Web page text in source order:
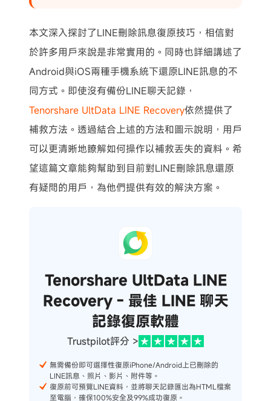
本文深入探討了LINE刪除訊息復原技巧，相信對
於許多用戶來說是非常實用的。同時也詳細講述了
Android與iOS兩種手機系統下還原LINE訊息的不
同方式。即使沒有備份LINE聊天記錄，
Tenorshare UltData LINE Recovery依然提供了
補救方法。透過結合上述的方法和圖示說明，用戶
可以更清晰地瞭解如何操作以補救丟失的資料。希
望這篇文章能夠幫助到目前對LINE刪除訊息還原
有疑問的用戶，為他們提供有效的解決方案。
Tenorshare UltData LINE
Recovery - 最佳 LINE 聊天
記錄復原軟體
Trustpilot評分 >
無需備份即可選擇性復原iPhone/Android上已刪除的
LINE訊息、照片、影片、附件等。
復原前可預覽LINE資料，並將聊天記錄匯出為HTML檔案
至電腦，確保100%安全及99%成功復原。